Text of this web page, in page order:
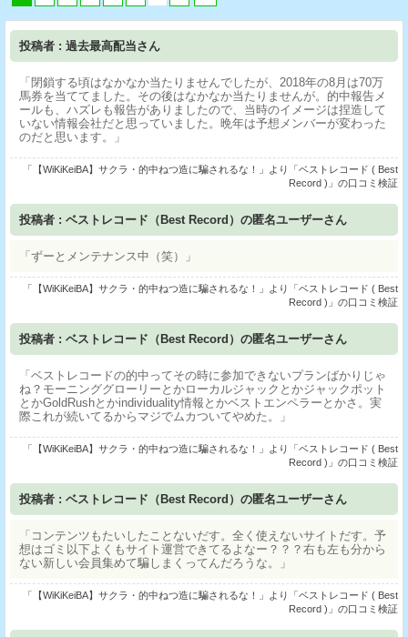
投稿者 : 過去最高配当さん
「閉鎖する頃はなかなか当たりませんでしたが、2018年の8月は70万
馬券を当ててました。その後はなかなか当たりませんが。的中報告メ
ールも、ハズレも報告がありましたので、当時のイメージは捏造して
いない情報会社だと思っていました。晩年は予想メンバーが変わった
のだと思います。」
「【WiKiKeiBA】サクラ・的中ねつ造に騙されるな！」より「ベストレコード ( Best
Record )」の口コミ検証
投稿者 : ベストレコード（Best Record）の匿名ユーザーさん
「ずーとメンテナンス中（笑）」
「【WiKiKeiBA】サクラ・的中ねつ造に騙されるな！」より「ベストレコード ( Best
Record )」の口コミ検証
投稿者 : ベストレコード（Best Record）の匿名ユーザーさん
「ベストレコードの的中ってその時に参加できないプランばかりじゃ
ね？モーニンググローリーとかローカルジャックとかジャックポット
とかGoldRushとかindividuality情報とかベストエンペラーとかさ。実
際これが続いてるからマジでムカついてやめた。」
「【WiKiKeiBA】サクラ・的中ねつ造に騙されるな！」より「ベストレコード ( Best
Record )」の口コミ検証
投稿者 : ベストレコード（Best Record）の匿名ユーザーさん
「コンテンツもたいしたことないだす。全く使えないサイトだす。予
想はゴミ以下よくもサイト運営できてるよなー？？？右も左も分から
ない新しい会員集めて騙しまくってんだろうな。」
「【WiKiKeiBA】サクラ・的中ねつ造に騙されるな！」より「ベストレコード ( Best
Record )」の口コミ検証